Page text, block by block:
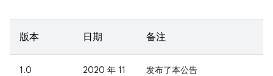
版本 日期 备注
1.0
2020 年 11
发布了本公告